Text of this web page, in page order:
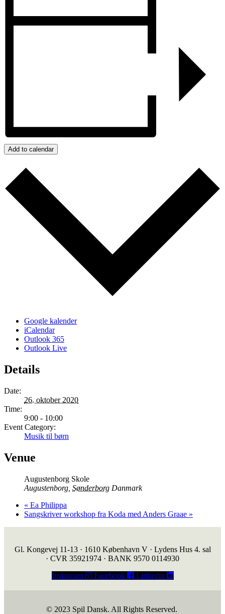
Add to calendar
Google kalender
iCalendar
Outlook 365
Outlook Live
Details
Date:
26. oktober 2020
Time:
9:00 - 10:00
Event Category:
Musik til børn
Venue
Augustenborg Skole
Augustenborg Sønderborg Danmark
« Ea Philippa
Sangskriver workshop fra Koda med Anders Graae »
Gl. Kongevej 11-13 · 1610 København V · Lydens Hus 4. sal
· CVR 35921974 · BANK 9570 0114930
Instagram
Facebook Linkedin
© 2023 Spil Dansk. All Rights Reserved.